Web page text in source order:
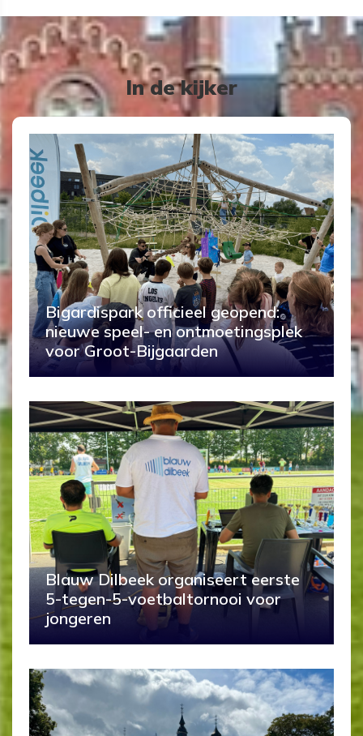
In de kijker
Bigardispark officieel geopend:
nieuwe speel- en ontmoetingsplek
voor Groot-Bijgaarden
Blauw Dilbeek organiseert eerste
5-tegen-5-voetbaltornooi voor
jongeren